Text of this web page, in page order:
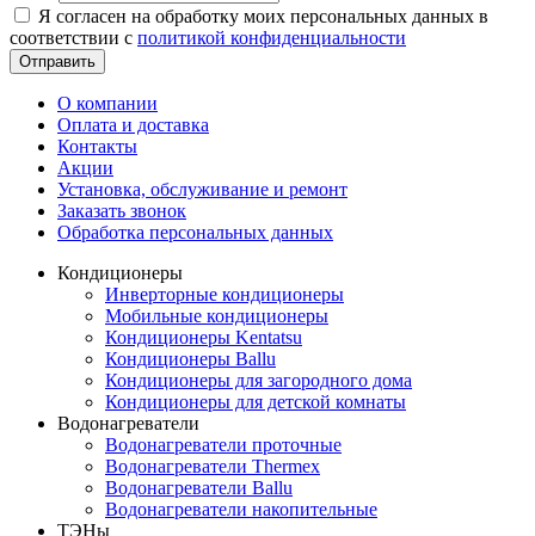
Я согласен на обработку моих персональных данных в
соответствии с политикой конфиденциальности
Отправить
О компании
Оплата и доставка
Контакты
Акции
Установка, обслуживание и ремонт
Заказать звонок
Обработка персональных данных
Кондиционеры
Инверторные кондиционеры
Мобильные кондиционеры
Кондиционеры Kentatsu
Кондиционеры Ballu
Кондиционеры для загородного дома
Кондиционеры для детской комнаты
Водонагреватели
Водонагреватели проточные
Водонагреватели Thermex
Водонагреватели Ballu
Водонагреватели накопительные
ТЭНы